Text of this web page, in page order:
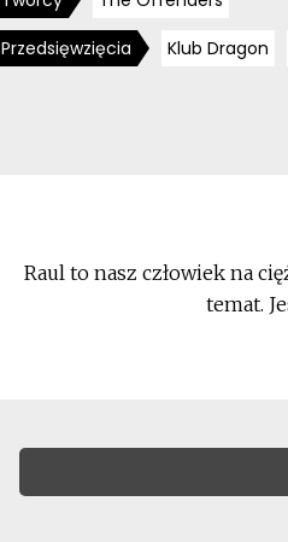
Przedsięwzięcia
Klub Dragon
Raul to nasz człowiek na
temat.